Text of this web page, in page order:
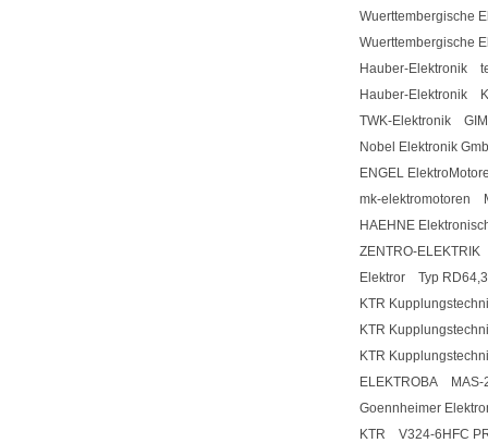
Wuerttembergische
Wuerttembergische
Hauber-Elektronik
Hauber-Elektronik
TWK-Elektronik
Nobel Elektronik
ENGEL
mk-elektromotoren
HAEHNE
ZENTRO-
Elektror Typ
KTR
KTR
KTR
ELEKTROBA MAS-
Goennheimer
KTR V324-6HFC